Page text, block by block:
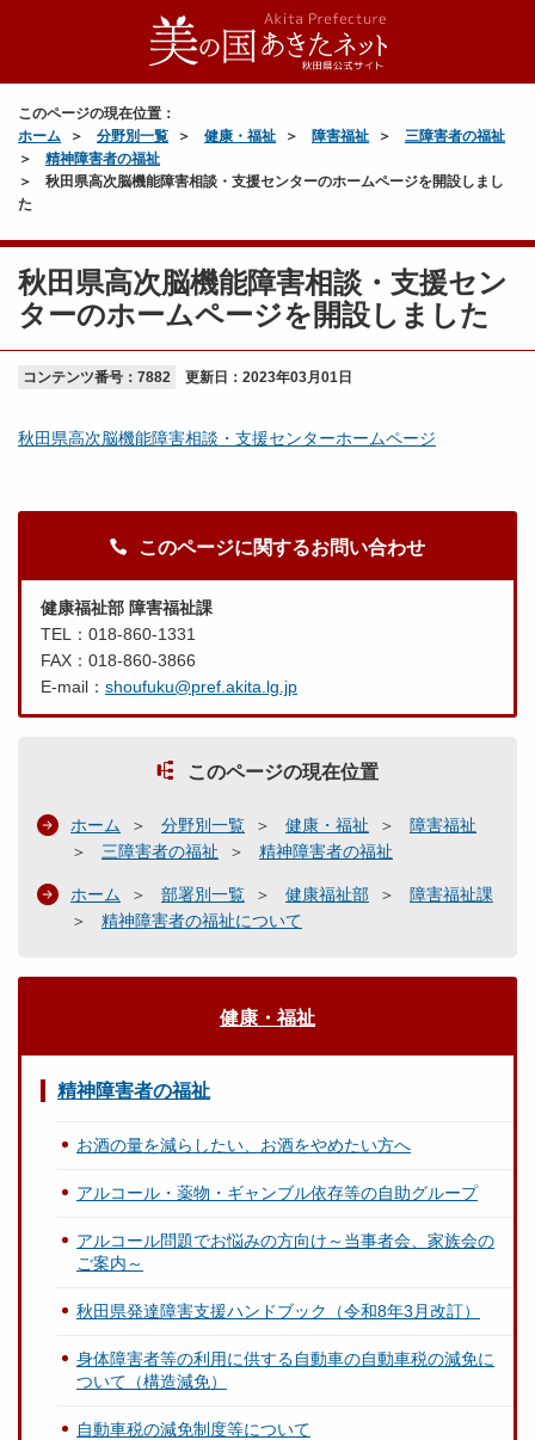
このページの現在位置：
ホーム
分野別一覧 健康・福祉 障害福祉
三障害者の福祉
精神障害者の福祉
秋田県高次脳機能障害相談・支援センターのホームページを開設しまし
た
秋田県高次脳機能障害相談・支援セン
ターのホームページを開設しました
コンテンツ番号：7882 更新日： 2023年03月01日
秋田県高次脳機能障害相談・支援センターホームページ
このページに関するお問い合わせ
健康福祉部 障害福祉課
TEL：018-860-1331
FAX：018-860-3866
E-mail： shoufuku@pref.akita.lg.jp
このページの現在位置
ホーム 分野別一覧 健康・福祉
障害福祉
三障害者の福祉
精神障害者の福祉
ホーム 部署別一覧 健康福祉部
障害福祉課
精神障害者の福祉について
健康・福祉
精神障害者の福祉
お酒の量を減らしたい、お酒をやめたい方へ
アルコール・薬物・ギャンブル依存等の自助グループ
アルコール問題でお悩みの方向け～当事者会、家族会の
ご案内～
秋田県発達障害支援ハンドブック（令和8年3月改訂）
身体障害者等の利用に供する自動車の自動車税の減免に
ついて（構造減免）
自動車税の減免制度等について